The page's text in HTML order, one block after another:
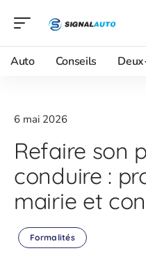
Auto Conseils
6 mai 2026
Refaire son
conduire :
mairie et
Formalités